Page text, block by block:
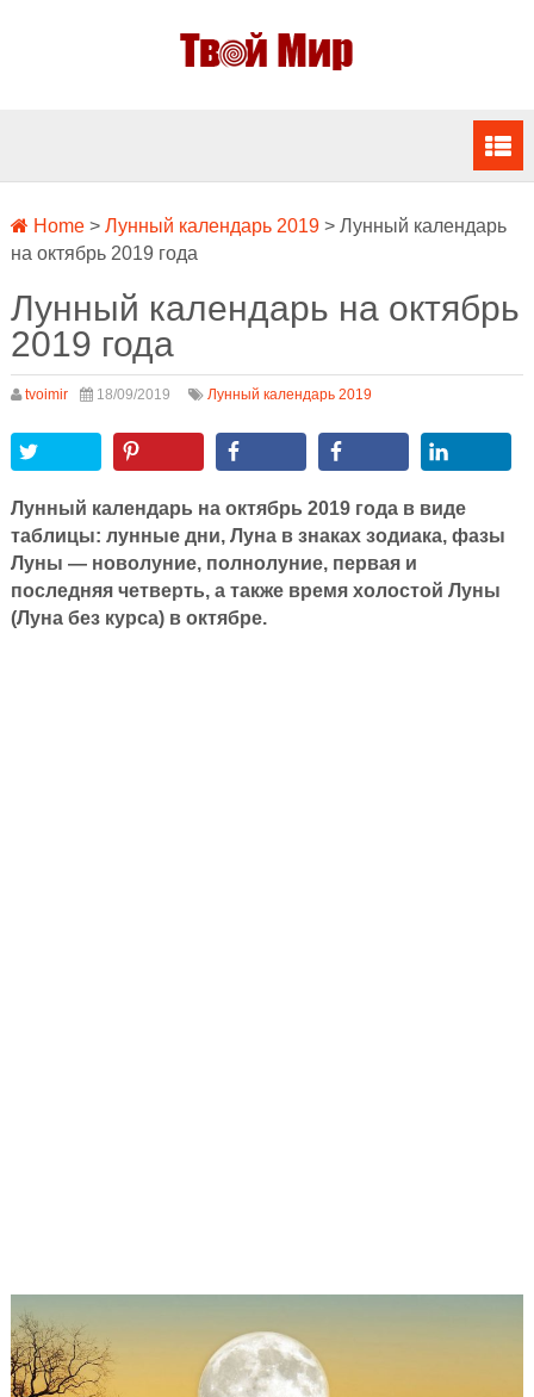
Home> Лунный календарь 2019> Лунный календарь
на октябрь 2019 года
Лунный календарь на октябрь
2019 года
tvoimir 18/09/2019 Лунный календарь 2019
Лунный календарь на октябрь 2019 года в виде
таблицы: лунные дни, Луна в знаках зодиака, фазы
Луны — новолуние, полнолуние, первая и
последняя четверть, а также время холостой Луны
(Луна без курса) в октябре.